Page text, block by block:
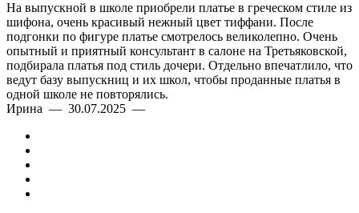
На выпускной в школе приобрели платье в греческом стиле из
шифона, очень красивый нежный цвет тиффани. После
подгонки по фигуре платье смотрелось великолепно. Очень
опытный и приятный консультант в салоне на Третьяковской,
подбирала платья под стиль дочери. Отдельно впечатлило, что
ведут базу выпускниц и их школ, чтобы проданные платья в
одной школе не повторялись.
Ирина — 30.07.2025 —